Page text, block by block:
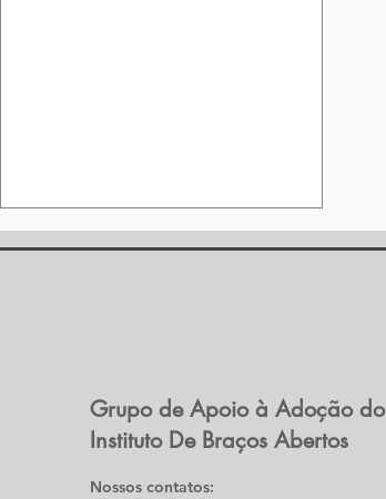
Dia Mundial Da ADOÇÃO
Grupo de Apoio à Adoção do
Instituto De Braços Abertos
Nossos contatos: